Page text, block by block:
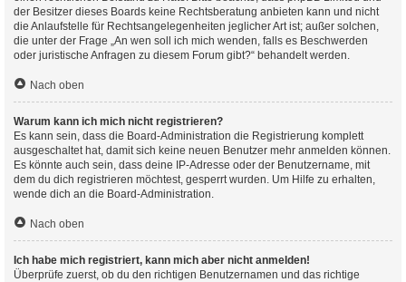
der Besitzer dieses Boards keine Rechtsberatung anbieten kann und nicht
die Anlaufstelle für Rechtsangelegenheiten jeglicher Art ist; außer solchen,
die unter der Frage „An wen soll ich mich wenden, falls es Beschwerden
oder juristische Anfragen zu diesem Forum gibt?“ behandelt werden.
Nach oben
Warum kann ich mich nicht registrieren?
Es kann sein, dass die Board-Administration die Registrierung komplett
ausgeschaltet hat, damit sich keine neuen Benutzer mehr anmelden können.
Es könnte auch sein, dass deine IP-Adresse oder der Benutzername, mit
dem du dich registrieren möchtest, gesperrt wurden. Um Hilfe zu erhalten,
wende dich an die Board-Administration.
Nach oben
Ich habe mich registriert, kann mich aber nicht anmelden!
Überprüfe zuerst, ob du den richtigen Benutzernamen und das richtige